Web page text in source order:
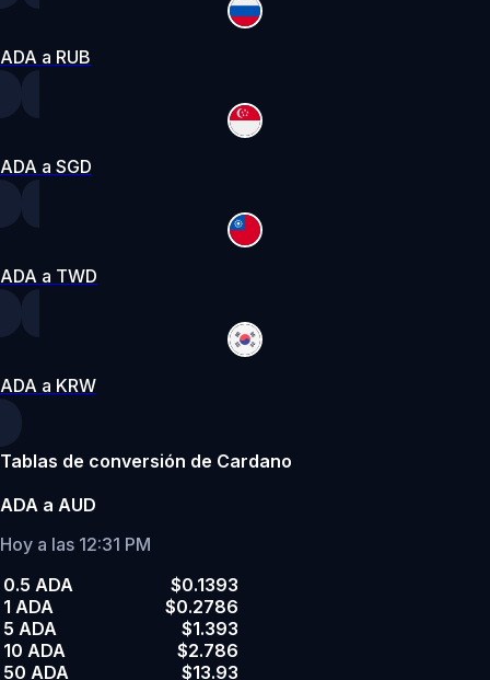
ADA a RUB
ADA a SGD
ADA a TWD
ADA a KRW
Tablas de conversión de Cardano
ADA a AUD
Hoy a las 12:31 PM
0.5 ADA
$0.1393
1 ADA
$0.2786
5 ADA
$1.393
10 ADA
$2.786
50 ADA
$13.93